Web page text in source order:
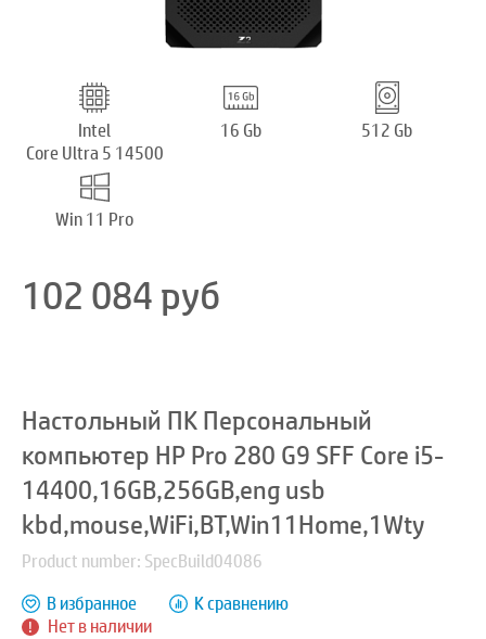
Intel
Core Ultra 5 14500
16 Gb 512 Gb
Win 11 Pro
102 084руб
Настольный ПК Персональный
компьютер HP Pro 280 G9 SFF Core i5-
14400,16GB,256GB,eng usb
kbd,mouse,WiFi,BT,Win11Home,1Wty
Product number: SpecBuild04086
Нет в наличии
В избранное К сравнению